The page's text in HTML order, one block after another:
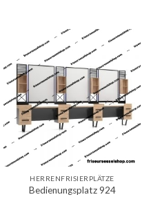
HERRENFRISIERPLÄTZE
Bedienungsplatz 924